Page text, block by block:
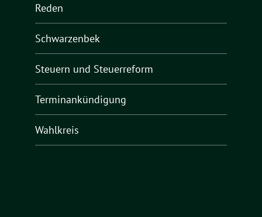
Reden
Schwarzenbek
Steuern und Steuerreform
Terminankündigung
Wahlkreis